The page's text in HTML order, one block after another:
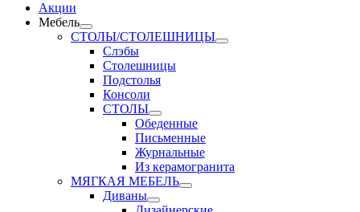
Акции
Мебель
СТОЛЫ/СТОЛЕШНИЦЫ
Слэбы
Столешницы
Подстолья
Консоли
СТОЛЫ
Обеденные
Письменные
Журнальные
Из керамогранита
МЯГКАЯ МЕБЕЛЬ
Диваны